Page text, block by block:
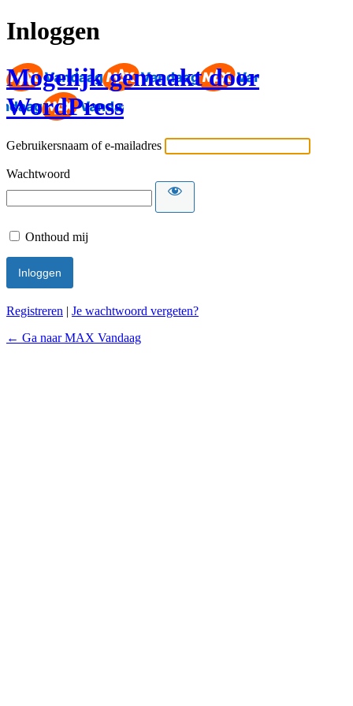
Inloggen
Mogelijk gemaakt door
WordPress
Gebruikersnaam of e-mailadres
Wachtwoord
Onthoud mij
Registreren | Je wachtwoord vergeten?
← Ga naar MAX Vandaag